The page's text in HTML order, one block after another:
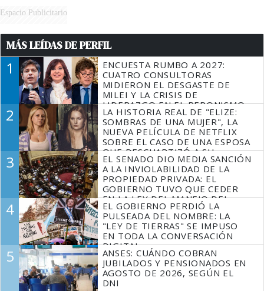
Espacio Publicitario
MÁS LEÍDAS DE PERFIL
1
ENCUESTA RUMBO A 2027:
CUATRO CONSULTORAS
MIDIERON EL DESGASTE DE
MILEI Y LA CRISIS DE
LIDERAZGO EN EL PERONISMO
2
LA HISTORIA REAL DE "ELIZE:
SOMBRAS DE UNA MUJER", LA
NUEVA PELÍCULA DE NETFLIX
SOBRE EL CASO DE UNA ESPOSA
QUE DESCUARTIZÓ A SU
MARIDO
3
EL SENADO DIO MEDIA SANCIÓN
A LA INVIOLABILIDAD DE LA
PROPIEDAD PRIVADA: EL
GOBIERNO TUVO QUE CEDER
EN LA LEY DEL MANEJO DEL
FUEGO
4
EL GOBIERNO PERDIÓ LA
PULSEADA DEL NOMBRE: LA
"LEY DE TIERRAS" SE IMPUSO
EN TODA LA CONVERSACIÓN
DIGITAL
5
ANSES: CUÁNDO COBRAN
JUBILADOS Y PENSIONADOS EN
AGOSTO DE 2026, SEGÚN EL
DNI